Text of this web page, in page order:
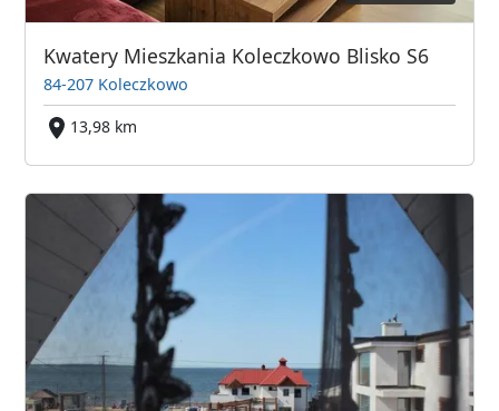
Kwatery Mieszkania Koleczkowo Blisko S6
84-207 Koleczkowo
13,98 km